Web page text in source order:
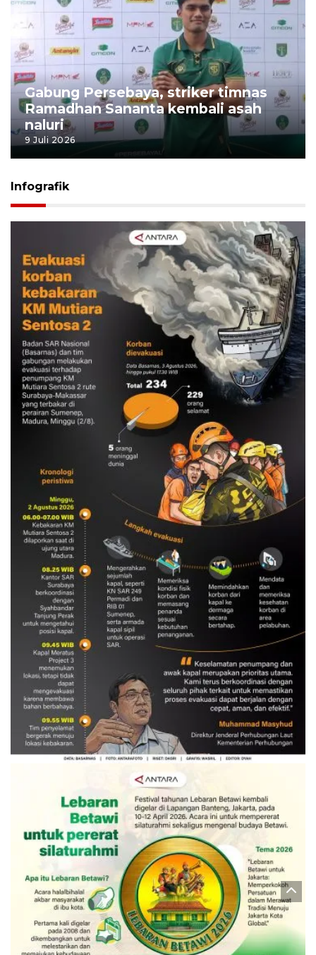
Gabung Persebaya, striker timnas
Ramadhan Sananta kembali asah
naluri
9 Juli 2026
Infografik
Evakuasi korban kebakaran KM
Mutiara Sentosa 2
3 Agustus 2026